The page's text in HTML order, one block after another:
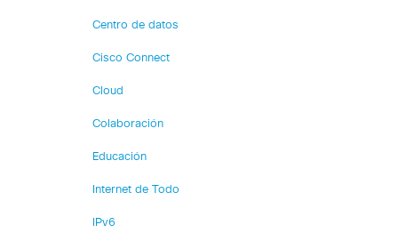
Centro de datos
Cisco Connect
Cloud
Colaboración
Educación
Internet de Todo
IPv6